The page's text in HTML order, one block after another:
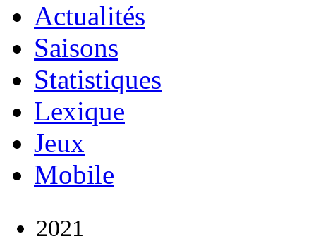
Actualités
Saisons
Statistiques
Lexique
Jeux
Mobile
2021